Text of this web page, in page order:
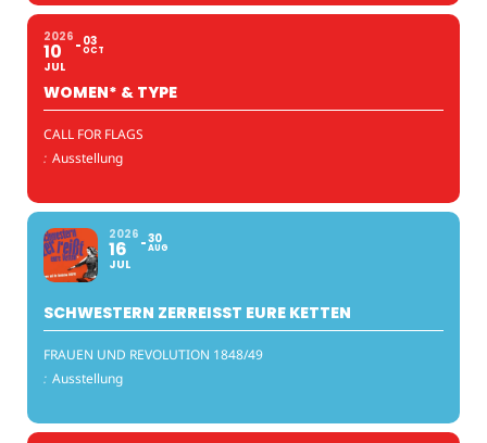
2026
10
JUL
03
OCT
WOMEN* & TYPE
CALL FOR FLAGS
: Ausstellung
2026
16
JUL
30
AUG
SCHWESTERN ZERREISST EURE KETTEN
FRAUEN UND REVOLUTION 1848/49
: Ausstellung